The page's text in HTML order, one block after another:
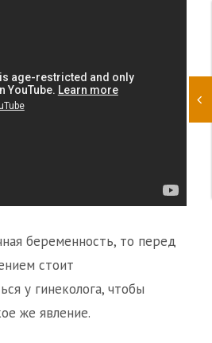
беременность, то перед
стоит
у гинеколога, чтобы
же явление.